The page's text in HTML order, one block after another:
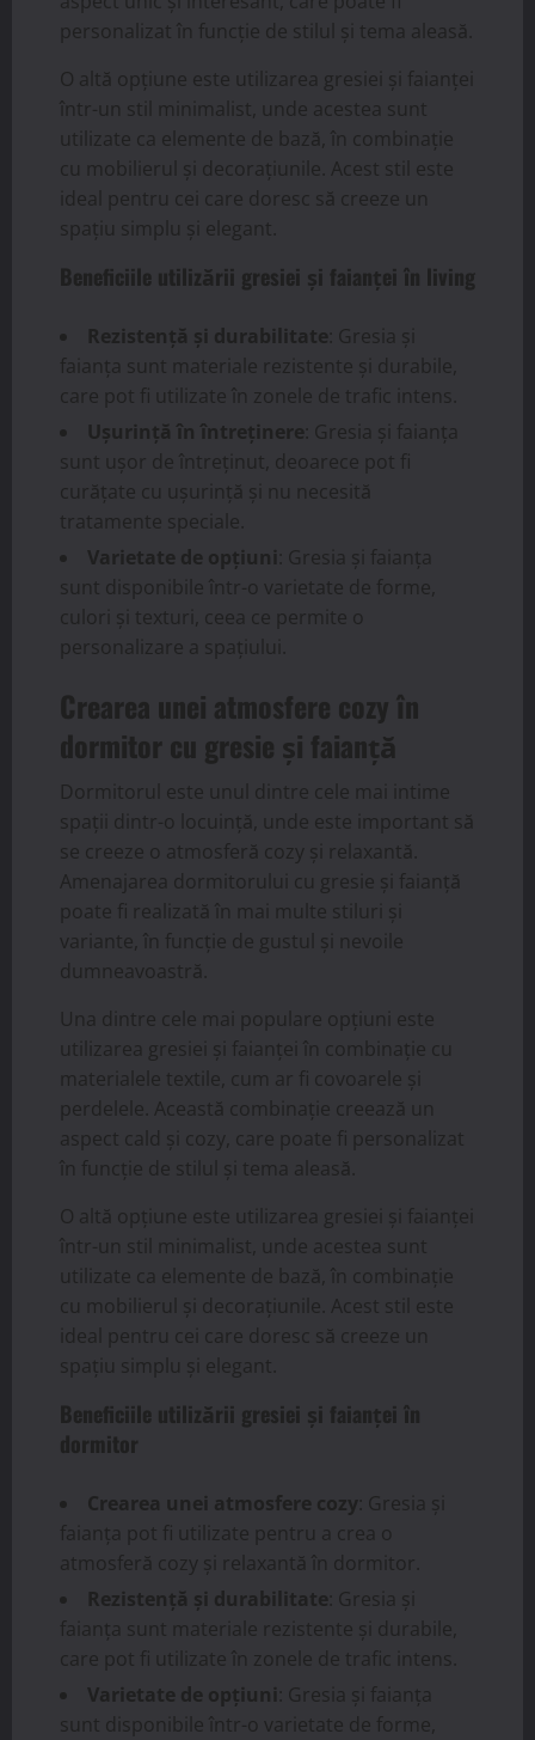
personalizat în funcție de stilul și tema aleasă.
O altă opțiune este utilizarea gresiei și faianței
într-un stil minimalist, unde acestea sunt
utilizate ca elemente de bază, în combinație
cu mobilierul și decorațiunile. Acest stil este
ideal pentru cei care doresc să creeze un
spațiu simplu și elegant.
Beneficiile utilizării gresiei și faianței în living
Rezistență și durabilitate : Gresia și
faianța sunt materiale rezistente și durabile,
care pot fi utilizate în zonele de trafic intens.
Ușurință în întreținere : Gresia și faianța
sunt ușor de întreținut, deoarece pot fi
curățate cu ușurință și nu necesită
tratamente speciale.
Varietate de opțiuni : Gresia și faianța
sunt disponibile într-o varietate de forme,
culori și texturi, ceea ce permite o
personalizare a spațiului.
Crearea unei atmosfere cozy în
dormitor cu gresie și faianță
Dormitorul este unul dintre cele mai intime
spații dintr-o locuință, unde este important să
se creeze o atmosferă cozy și relaxantă.
Amenajarea dormitorului cu gresie și faianță
poate fi realizată în mai multe stiluri și
variante, în funcție de gustul și nevoile
dumneavoastră.
Una dintre cele mai populare opțiuni este
utilizarea gresiei și faianței în combinație cu
materialele textile, cum ar fi covoarele și
perdelele. Această combinație creează un
aspect cald și cozy, care poate fi personalizat
în funcție de stilul și tema aleasă.
O altă opțiune este utilizarea gresiei și faianței
într-un stil minimalist, unde acestea sunt
utilizate ca elemente de bază, în combinație
cu mobilierul și decorațiunile. Acest stil este
ideal pentru cei care doresc să creeze un
spațiu simplu și elegant.
Beneficiile utilizării gresiei și faianței în
dormitor
Crearea unei atmosfere cozy : Gresia și
faianța pot fi utilizate pentru a crea o
atmosferă cozy și relaxantă în dormitor.
Rezistență și durabilitate : Gresia și
faianța sunt materiale rezistente și durabile,
care pot fi utilizate în zonele de trafic intens.
Varietate de opțiuni : Gresia și faianța
sunt disponibile într-o varietate de forme,